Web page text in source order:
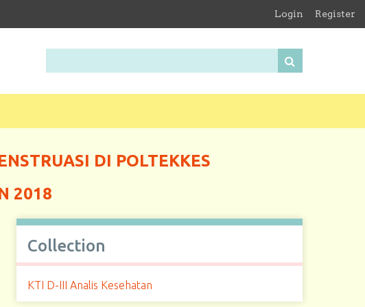
Login Register
DI POLTEKKES
2018
Collection
KTI D-III Analis Kesehatan